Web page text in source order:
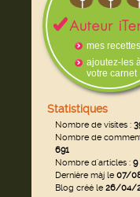
mes recettes
ajoutez-les
votre carnet
Statistiques
Nombre de visites :
Nombre de
691
Nombre d'articles : 9
Dernière màj le07/
Blog créé le26/04/